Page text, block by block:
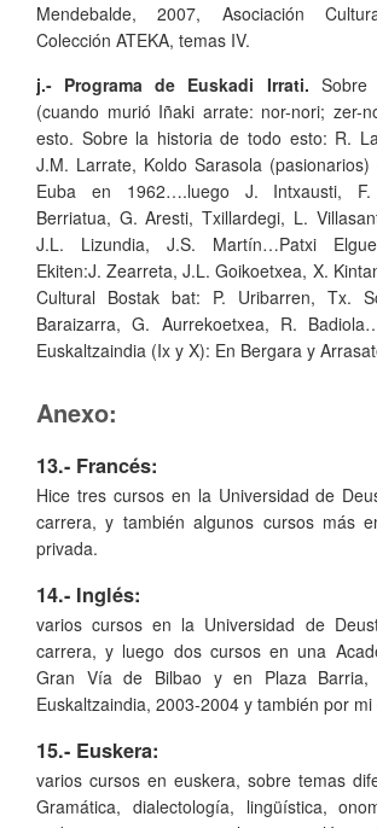
Mendebalde, 2007, Asociación
Colección ATEKA, temas IV.
j.- Programa de Euskadi Irrati.
(cuando murió Iñaki arrate: nor-nori; zer-
esto. Sobre la historia de todo esto: R.
J.M. Larrate, Koldo Sarasola
Euba en 1962….luego J. Intxausti, F.
Berriatua, G. Aresti, Txillardegi, L.
J.L. Lizundia, J.S. Martín…Patxi
Ekiten:J. Zearreta, J.L. Goikoetxea, X.
Cultural Bostak bat: P. Uribarren, Tx.
Baraizarra, G. Aurrekoetxea, R.
Euskaltzaindia (Ix y X): En Bergara y
Anexo:
13.- Francés:
Hice tres cursos en la Universidad de
carrera, y también algunos cursos más
privada.
14.- Inglés:
varios cursos en la Universidad de
carrera, y luego dos cursos en una
Gran Vía de Bilbao y en Plaza
Euskaltzaindia, 2003-2004 y también por mi
15.- Euskera:
varios cursos en euskera, sobre temas
Gramática, dialectología, lingüística,